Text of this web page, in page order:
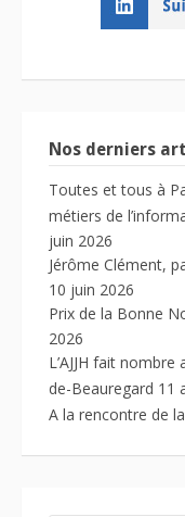
Nos derniers
Toutes et tous à
métiers de
juin 2026
Jérôme Clément,
10 juin 2026
Prix de la Bonne
2026
L’AJJH fait
de-Beauregard 11
A la rencontre de